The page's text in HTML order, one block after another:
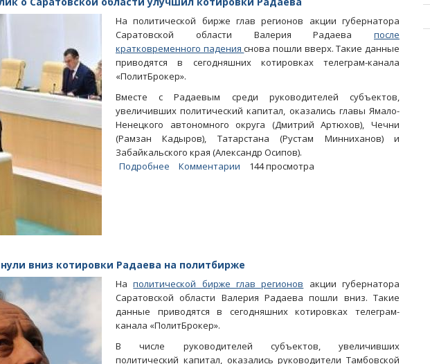
На политической бирже глав регионов акции губернатора
Саратовской области Валерия Радаева после
кратковременного паденияснова пошли вверх. Такие данные
приводятся в сегодняшних котировках телеграм-канала
«ПолитБрокер».
Вместе с Радаевым среди руководителей субъектов,
увеличивших политический капитал, оказались главы Ямало-
Ненецкого автономного округа (Дмитрий Артюхов), Чечни
(Рамзан Кадыров), Татарстана (Рустам Минниханов) и
Забайкальского края (Александр Осипов).
Подробнее
котировки
Радаева
Комментарии 144 просмотра
вниз котировки Радаева на политбирже
Наполитической бирже глав регионов акции губернатора
Саратовской области Валерия Радаева пошли вниз. Такие
данные приводятся в сегодняшних котировках телеграм-
канала «ПолитБрокер».
В числе руководителей субъектов, увеличивших
политический капитал, оказались руководители Тамбовской